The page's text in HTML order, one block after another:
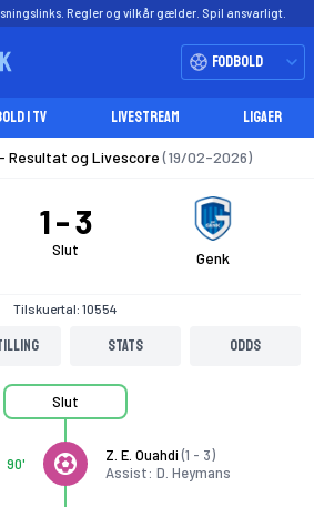
Regler og vilkår gælder. Spil ansvarligt.
Fodbold
I TV LIVESTREAM LIGAER
- Resultat og Livescore(19/02-2026)
1 3
Slut Genk
Tilskuertal: 10554
Stats Odds
Slut
Z. E. Ouahdi (1 - 3)
Assist: D. Heymans
90'